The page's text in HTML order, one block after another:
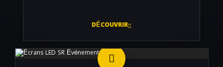
DÉCOUVRIR